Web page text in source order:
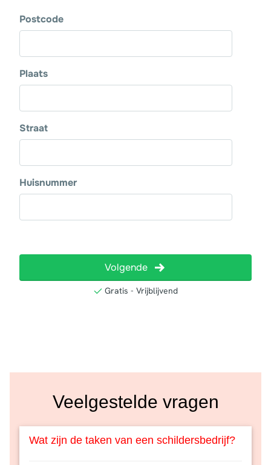
Veelgestelde vragen
Wat zijn de taken van een schildersbedrijf?